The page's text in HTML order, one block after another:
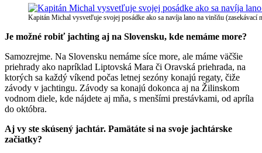
Kapitán Michal vysvetľuje svojej posádke ako sa navíja lano na vinšňu (zasekávací
Je možné robiť jachting aj na Slovensku, kde nemáme more?
Samozrejme. Na Slovensku nemáme síce more, ale máme väčšie
priehrady ako napríklad Liptovská Mara či Oravská priehrada, na
ktorých sa každý víkend počas letnej sezóny konajú regaty, čiže
závody v jachtingu. Závody sa konajú dokonca aj na Žilinskom
vodnom diele, kde nájdete aj mňa, s menšími prestávkami, od apríla
do októbra.
Aj vy ste skúsený jachtár. Pamätáte si na svoje jachtárske
začiatky?